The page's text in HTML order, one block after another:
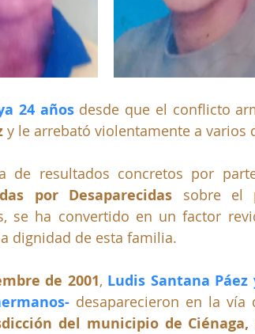
24 años
y le arrebató violentamente a varios
de resultados concretos por
por Desaparecidas sobre el
se ha convertido en un factor
dignidad de esta familia.
de 2001, Ludis Santana
del municipio de